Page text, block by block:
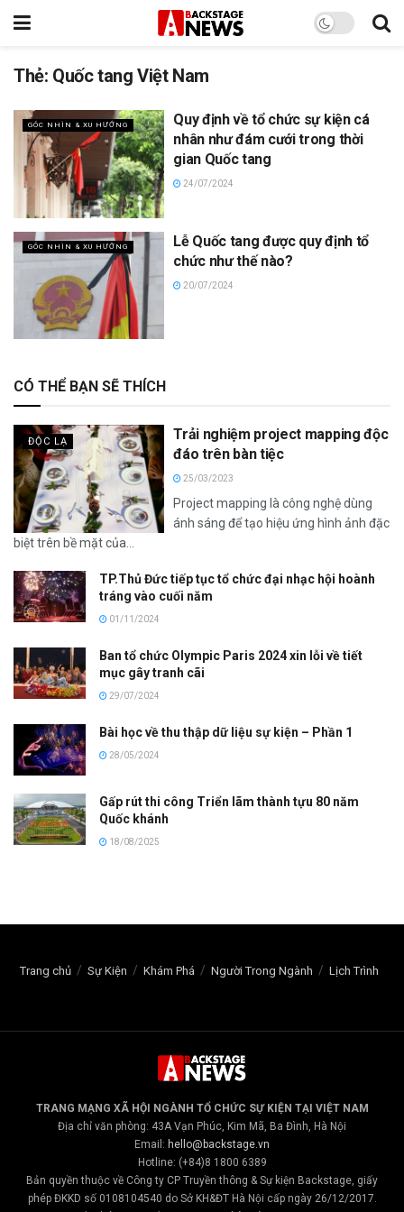
Thẻ: Quốc tang Việt Nam
GÓC NHÌN & XU HƯỚNG
Quy định về tổ chức sự kiện cá
nhân như đám cưới trong thời
gian Quốc tang
24/07/2024
GÓC NHÌN & XU HƯỚNG
Lễ Quốc tang được quy định tổ
chức như thế nào?
20/07/2024
CÓ THỂ BẠN SẼ THÍCH
ĐỘC LẠ
Trải nghiệm project mapping độc
đáo trên bàn tiệc
25/03/2023
Project mapping là công nghệ dùng
ánh sáng để tạo hiệu ứng hình ảnh đặc
biệt trên bề mặt của...
TP.Thủ Đức tiếp tục tổ chức đại nhạc hội hoành
tráng vào cuối năm
01/11/2024
Ban tổ chức Olympic Paris 2024 xin lỗi về tiết
mục gây tranh cãi
29/07/2024
Bài học về thu thập dữ liệu sự kiện – Phần 1
28/05/2024
Gấp rút thi công Triển lãm thành tựu 80 năm
Quốc khánh
18/08/2025
Trang chủ Sự Kiện Khám Phá Người Trong Ngành Lịch Trình
TRANG MẠNG XÃ HỘI NGÀNH TỔ CHỨC SỰ KIỆN TẠI VIỆT NAM
Địa chỉ văn phòng: 43A Vạn Phúc, Kim Mã, Ba Đình, Hà Nội
Email: hello@backstage.vn
Hotline: (+84)8 1800 6389
Bản quyền thuộc về Công ty CP Truyền thông & Sự kiện Backstage, giấy
phép ĐKKD số 0108104540 do Sở KH&ĐT Hà Nội cấp ngày 26/12/2017.